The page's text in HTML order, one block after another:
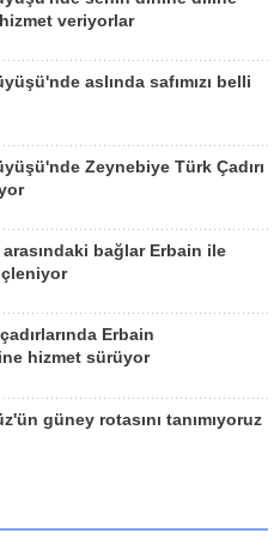
veriyorlar
aslında safımızı belli
Zeynebiye Türk Çadırı
arasındaki bağlar Erbain ile
Erbain
hizmet sürüyor
güney rotasını tanımıyoruz